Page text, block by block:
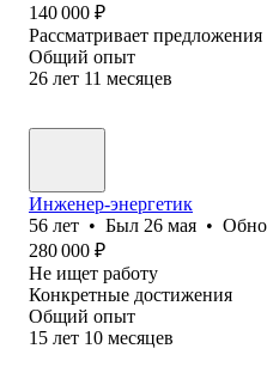
140 000 ₽
Рассматривает предложения
Общий опыт
26 лет 11 месяцев
Инженер-энергетик
56 лет • Был 26 мая •
280 000 ₽
Не ищет работу
Конкретные достижения
Общий опыт
15 лет 10 месяцев